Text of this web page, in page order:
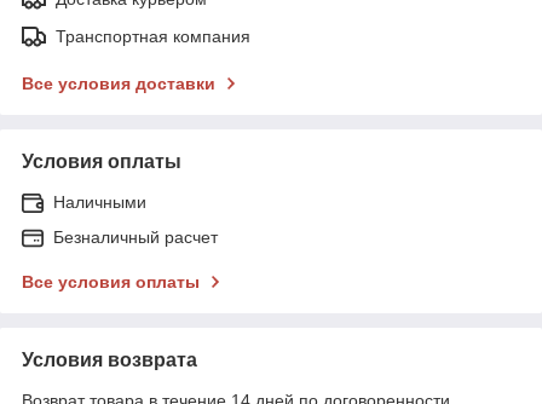
Транспортная компания
Все условия доставки
Условия оплаты
Наличными
Безналичный расчет
Все условия оплаты
Условия возврата
Возврат товара в течение 14 дней по договоренности